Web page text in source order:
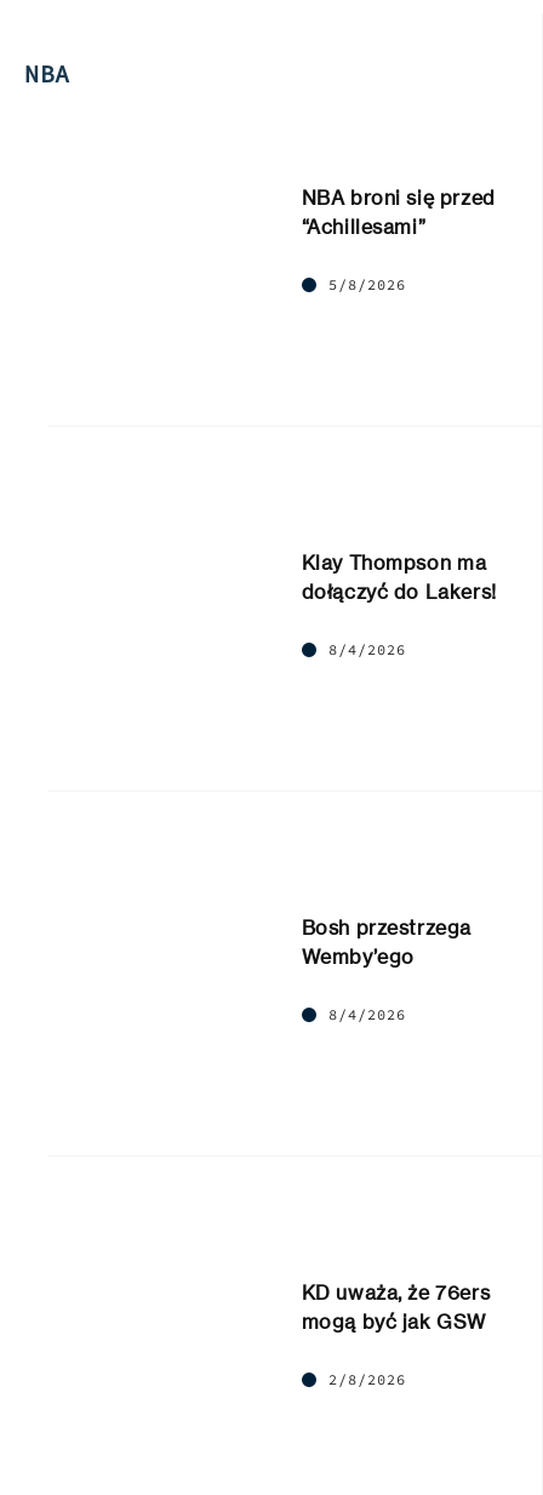
NBA
NBA broni się przed
“Achillesami”
5/8/2026
Klay Thompson ma
dołączyć do Lakers!
8/4/2026
Bosh przestrzega
Wemby’ego
8/4/2026
KD uważa, że 76ers
mogą być jak GSW
2/8/2026